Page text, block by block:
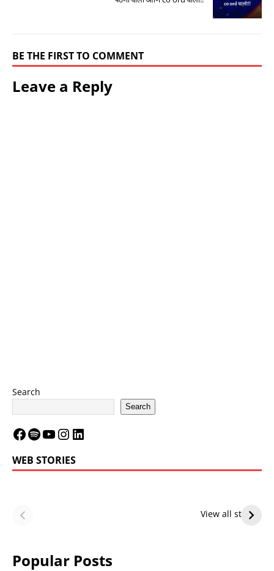
BE THE FIRST TO COMMENT
Leave a Reply
Search
Search
WEB STORIES
View all stories
Future — Lakers
Lakers Future
Popular Posts